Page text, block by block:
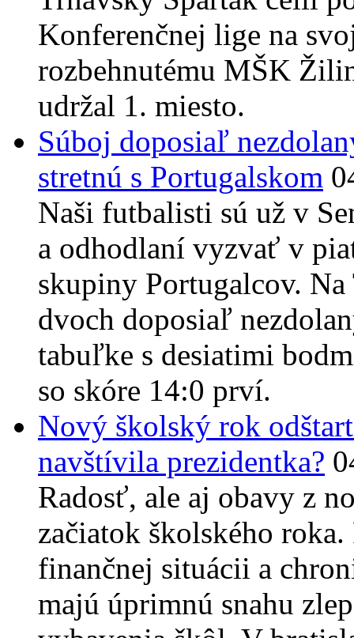
Konferenčnej lige na
rozbehnutému MŠK
udržal 1. miesto.
Súboj doposiaľ
stretnú s Portugalskom
Naši futbalisti sú už v
a odhodlaní vyzvať v
skupiny Portugalcov.
dvoch doposiaľ
tabuľke s desiatimi
so skóre 14:0 prví.
Nový školský rok
navštívila prezidentka?
Radosť, ale aj obavy z
začiatok školského
finančnej situácii a
majú úprimnú snahu